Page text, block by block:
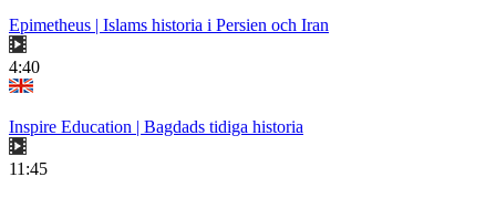
Epimetheus | Islams historia i Persien och Iran
4:40
Inspire Education | Bagdads tidiga historia
11:45